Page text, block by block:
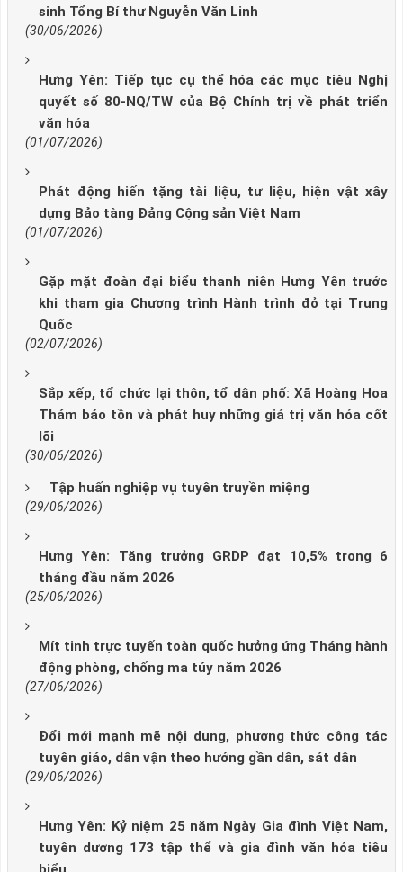
sinh Tổng Bí thư Nguyễn Văn Linh
(30/06/2026)
Hưng Yên: Tiếp tục cụ thể hóa các mục tiêu Nghị
quyết số 80-NQ/TW của Bộ Chính trị về phát triển
văn hóa
(01/07/2026)
Phát động hiến tặng tài liệu, tư liệu, hiện vật xây
dựng Bảo tàng Đảng Cộng sản Việt Nam
(01/07/2026)
Gặp mặt đoàn đại biểu thanh niên Hưng Yên trước
khi tham gia Chương trình Hành trình đỏ tại Trung
Quốc
(02/07/2026)
Sắp xếp, tổ chức lại thôn, tổ dân phố: Xã Hoàng Hoa
Thám bảo tồn và phát huy những giá trị văn hóa cốt
lõi
(30/06/2026)
Tập huấn nghiệp vụ tuyên truyền miệng
(29/06/2026)
Hưng Yên: Tăng trưởng GRDP đạt 10,5% trong 6
tháng đầu năm 2026
(25/06/2026)
Mít tinh trực tuyến toàn quốc hưởng ứng Tháng hành
động phòng, chống ma túy năm 2026
(27/06/2026)
Đổi mới mạnh mẽ nội dung, phương thức công tác
tuyên giáo, dân vận theo hướng gần dân, sát dân
(29/06/2026)
Hưng Yên: Kỷ niệm 25 năm Ngày Gia đình Việt Nam,
tuyên dương 173 tập thể và gia đình văn hóa tiêu